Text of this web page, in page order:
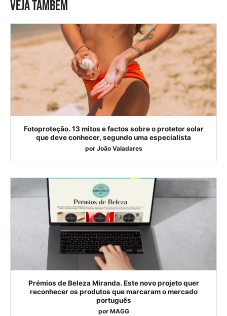
VEJA TAMBÉM
Fotoproteção. 13 mitos e factos sobre o protetor solar
que deve conhecer, segundo uma especialista
por João Valadares
Prémios de Beleza Miranda. Este novo projeto quer
reconhecer os produtos que marcaram o mercado
português
por MAGG